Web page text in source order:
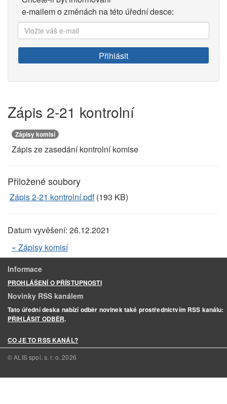
e-mailem o změnách na této úřední desce:
Vložte
váš
e-
mail:
Přihlásit
Zápis 2-21 kontrolní
Zápisy komisí
Zápis ze zasedání kontrolní komise
Přiložené soubory
Zápis 2-21 kontrolní.pdf(193 KB)
Datum vyvěšení: 26.12.2021
« Zápisy komisí
Informace
PROHLÁŠENÍ O PŘÍSTUPNOSTI
Novinky RSS kanálem
Tato úřední deska nabízí odběr novinek také prostřednictvím RSS kanálu:
PŘIHLÁSIT ODBĚR.
CO JE TO RSS KANÁL?
© ALIS spol. s. r. o.2026